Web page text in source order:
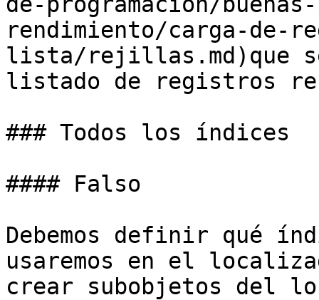
rendimiento/carga-de-
lista/rejillas.md)que
listado de registros
### Todos los índices
#### Falso
Debemos definir qué
usaremos en el
crear subobjetos del